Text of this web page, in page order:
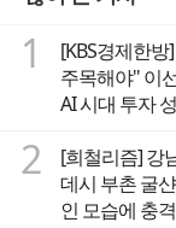
1
[KBS경제한
주목해야" 이
AI 시대 투자
2
[희철리즘] 강
데시 부촌 굴
인 모습에 충